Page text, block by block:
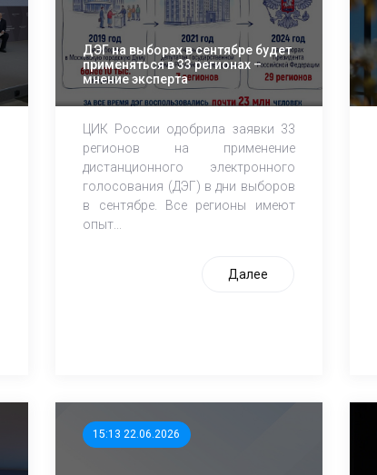
ДЭГ на выборах в сентябре будет
применяться в 33 регионах –
мнение эксперта
ЦИК России одобрила заявки 33
регионов на применение
дистанционного электронного
голосования (ДЭГ) в дни выборов
в сентябре. Все регионы имеют
опыт...
Далее
15:13 22.06.2026